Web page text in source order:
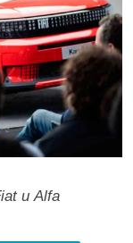
и Alfa